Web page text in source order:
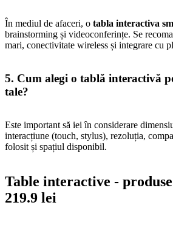
În mediul de afaceri, o tabla interactiva
brainstorming și videoconferințe. Se
mari, conectivitate wireless și integrare cu
5. Cum alegi o tablă interactivă
tale?
Este important să iei în considerare
interacțiune (touch, stylus), rezoluția,
folosit și spațiul disponibil.
Table interactive -
219.9 lei